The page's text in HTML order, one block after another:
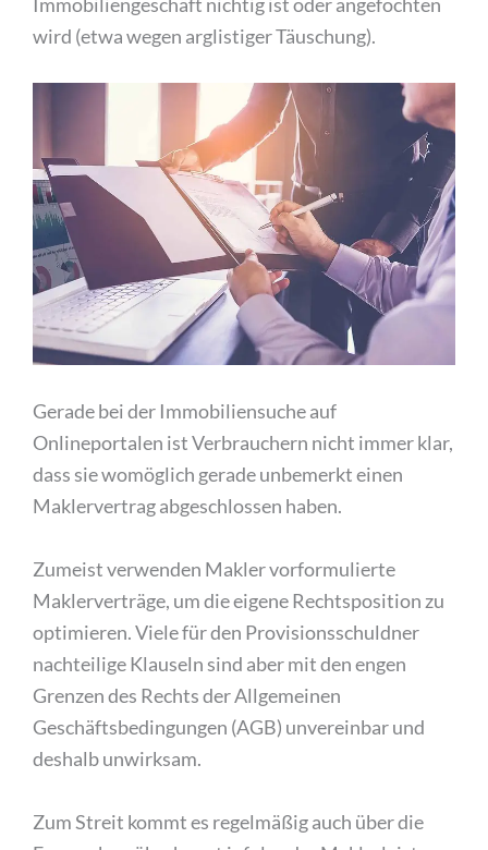
wird (etwa wegen arglistiger Täuschung).
Gerade bei der Immobiliensuche auf
Onlineportalen ist Verbrauchern nicht immer klar,
dass sie womöglich gerade unbemerkt einen
Maklervertrag abgeschlossen haben.
Zumeist verwenden Makler vorformulierte
Maklerverträge, um die eigene Rechtsposition zu
optimieren. Viele für den Provisionsschuldner
nachteilige Klauseln sind aber mit den engen
Grenzen des Rechts der Allgemeinen
Geschäftsbedingungen (AGB) unvereinbar und
deshalb unwirksam.
Zum Streit kommt es regelmäßig auch über die